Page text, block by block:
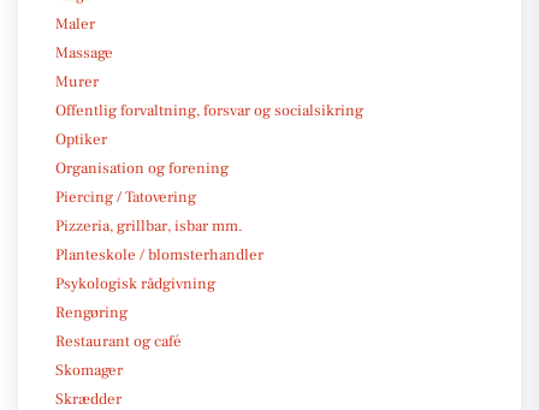
Maler
Massage
Murer
Offentlig forvaltning, forsvar og socialsikring
Optiker
Organisation og forening
Piercing / Tatovering
Pizzeria, grillbar, isbar mm.
Planteskole / blomsterhandler
Psykologisk rådgivning
Rengøring
Restaurant og café
Skomager
Skrædder